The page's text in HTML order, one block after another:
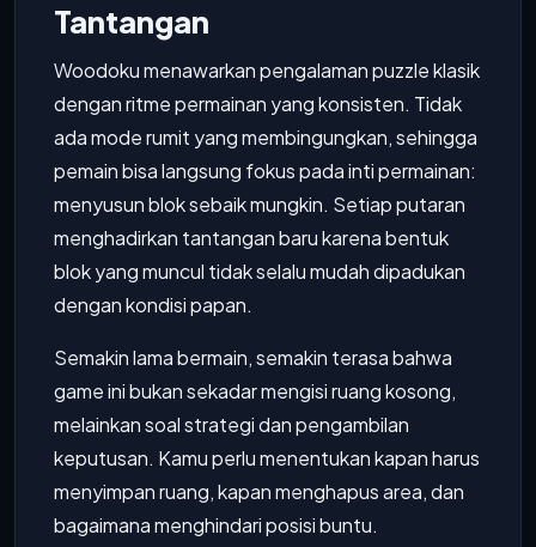
Tantangan
Woodoku menawarkan pengalaman puzzle klasik
dengan ritme permainan yang konsisten. Tidak
ada mode rumit yang membingungkan, sehingga
pemain bisa langsung fokus pada inti permainan:
menyusun blok sebaik mungkin. Setiap putaran
menghadirkan tantangan baru karena bentuk
blok yang muncul tidak selalu mudah dipadukan
dengan kondisi papan.
Semakin lama bermain, semakin terasa bahwa
game ini bukan sekadar mengisi ruang kosong,
melainkan soal strategi dan pengambilan
keputusan. Kamu perlu menentukan kapan harus
menyimpan ruang, kapan menghapus area, dan
bagaimana menghindari posisi buntu.